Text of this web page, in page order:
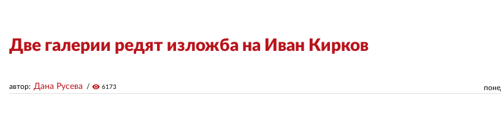
Две галерии редят изложба на Иван Кирков
автор: Дана Русева visibility 6173